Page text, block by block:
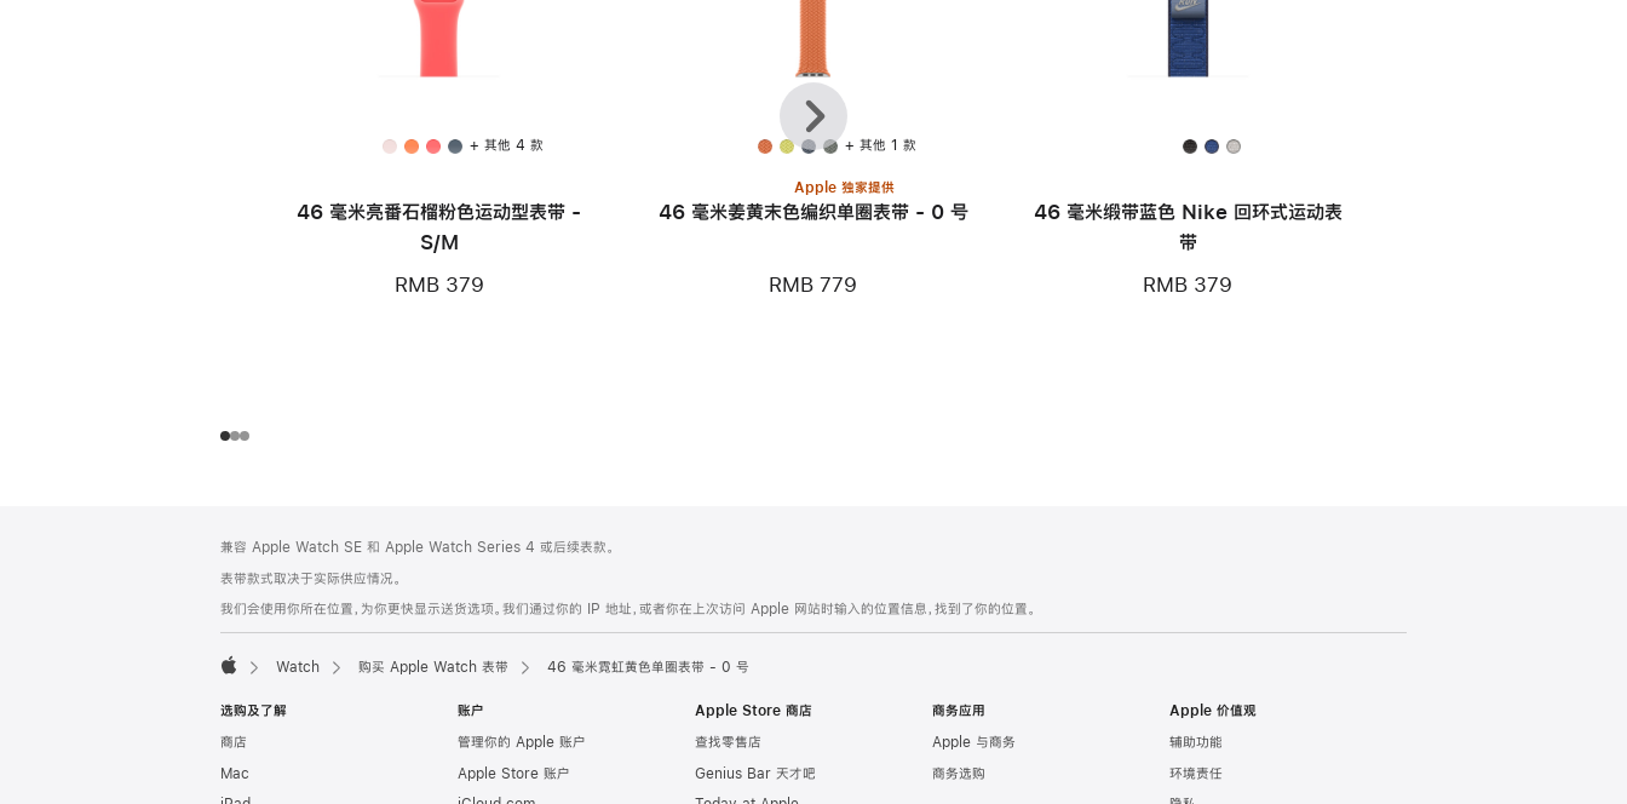
+ 其他 4 款
46 毫米亮番石榴粉色运动型表带 -
S/M
RMB 379
+ 其他 1 款
Apple 独家提供
46 毫米姜黄末色编织单圈表带 - 0 号
RMB 779
46 毫米缎带蓝色 Nike 回环式运动表
带
RMB 379
上
一
个
下
一
个
页
页
脚
注
兼容 Apple Watch SE 和 Apple Watch Series 4 或后续表款。
表带款式取决于实际供应情况。
我们会使用你所在位置，为你更快显示送货选项。我们通过你的 IP 地址，或者你在上次访问 Apple 网站时输入的位置信息，找到了你的位置。
Watch 购买 Apple Watch 表带 46 毫米霓虹黄色单圈表带 - 0 号
选购及了解
商店
Mac
账户
管理你的 Apple 账户
Apple Store 账户
Apple Store 商店
查找零售店
Genius Bar 天才吧
商务应用
Apple 与商务
商务选购
Apple 价值观
辅助功能
环境责任